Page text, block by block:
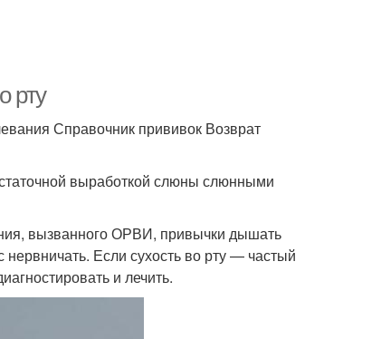
рту
Справочник прививок Возврат
выработкой слюны слюнными
вызванного ОРВИ, привычки дышать
нервничать. Если сухость во рту — частый
и лечить.